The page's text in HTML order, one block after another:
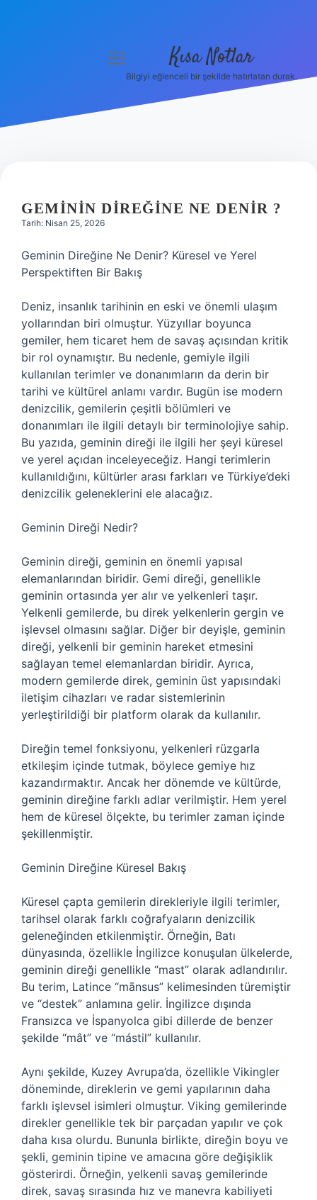
Hakkımızda
menüyü
Kısa Notlar
Bilgiyi eğlenceli bir şekilde hatırlatan durak.
GEMININ DIREĞINE NE DENIR ?
Tarih: Nisan 25, 2026
Geminin Direğine Ne Denir? Küresel ve Yerel
Perspektiften Bir Bakış
Deniz, insanlık tarihinin en eski ve önemli ulaşım
yollarından biri olmuştur. Yüzyıllar boyunca
gemiler, hem ticaret hem de savaş açısından kritik
bir rol oynamıştır. Bu nedenle, gemiyle ilgili
kullanılan terimler ve donanımların da derin bir
tarihi ve kültürel anlamı vardır. Bugün ise modern
denizcilik, gemilerin çeşitli bölümleri ve
donanımları ile ilgili detaylı bir terminolojiye sahip.
Bu yazıda, geminin direği ile ilgili her şeyi küresel
ve yerel açıdan inceleyeceğiz. Hangi terimlerin
kullanıldığını, kültürler arası farkları ve Türkiye’deki
denizcilik geleneklerini ele alacağız.
Geminin Direği Nedir?
Geminin direği, geminin en önemli yapısal
elemanlarından biridir. Gemi direği, genellikle
geminin ortasında yer alır ve yelkenleri taşır.
Yelkenli gemilerde, bu direk yelkenlerin gergin ve
işlevsel olmasını sağlar. Diğer bir deyişle, geminin
direği, yelkenli bir geminin hareket etmesini
sağlayan temel elemanlardan biridir. Ayrıca,
modern gemilerde direk, geminin üst yapısındaki
iletişim cihazları ve radar sistemlerinin
yerleştirildiği bir platform olarak da kullanılır.
Direğin temel fonksiyonu, yelkenleri rüzgarla
etkileşim içinde tutmak, böylece gemiye hız
kazandırmaktır. Ancak her dönemde ve kültürde,
geminin direğine farklı adlar verilmiştir. Hem yerel
hem de küresel ölçekte, bu terimler zaman içinde
şekillenmiştir.
Geminin Direğine Küresel Bakış
Küresel çapta gemilerin direkleriyle ilgili terimler,
tarihsel olarak farklı coğrafyaların denizcilik
geleneğinden etkilenmiştir. Örneğin, Batı
dünyasında, özellikle İngilizce konuşulan ülkelerde,
geminin direği genellikle “mast” olarak adlandırılır.
Bu terim, Latince “mānsus” kelimesinden türemiştir
ve “destek” anlamına gelir. İngilizce dışında
Fransızca ve İspanyolca gibi dillerde de benzer
şekilde “mât” ve “mástil” kullanılır.
Aynı şekilde, Kuzey Avrupa’da, özellikle Vikingler
döneminde, direklerin ve gemi yapılarının daha
farklı işlevsel isimleri olmuştur. Viking gemilerinde
direkler genellikle tek bir parçadan yapılır ve çok
daha kısa olurdu. Bununla birlikte, direğin boyu ve
şekli, geminin tipine ve amacına göre değişiklik
gösterirdi. Örneğin, yelkenli savaş gemilerinde
direk, savaş sırasında hız ve manevra kabiliyeti